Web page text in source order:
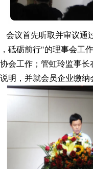
会议首先听取并审议通
砥砺前行"的理事会工
会工作；管虹玲监事
明，并就会员企业缴